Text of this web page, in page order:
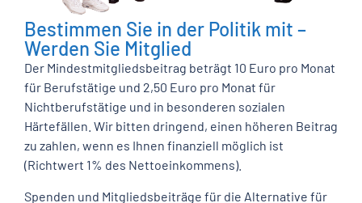
Bestimmen Sie in der Politik mit –
Werden Sie Mitglied
Der Mindestmitgliedsbeitrag beträgt 10 Euro pro Monat
für Berufstätige und 2,50 Euro pro Monat für
Nichtberufstätige und in besonderen sozialen
Härtefällen. Wir bitten dringend, einen höheren Beitrag
zu zahlen, wenn es Ihnen finanziell möglich ist
(Richtwert 1% des Nettoeinkommens).
Spenden und Mitgliedsbeiträge für die Alternative für